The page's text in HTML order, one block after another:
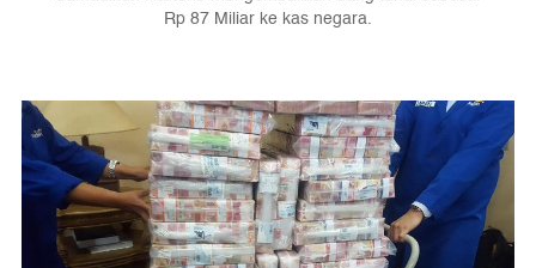
Rp 87 Miliar ke kas negara.